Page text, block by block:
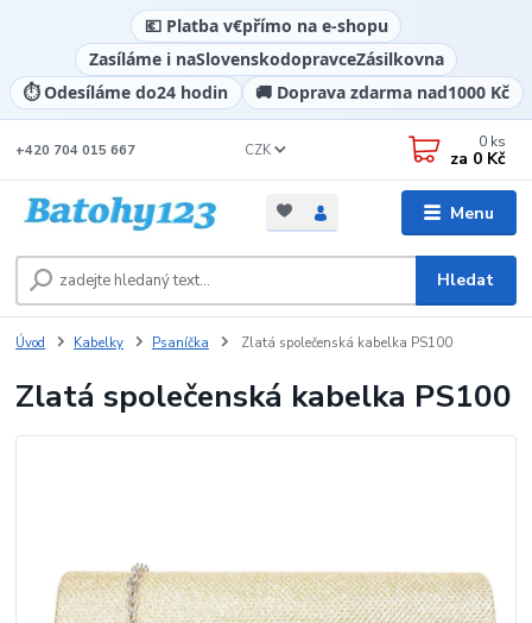
💶 Platba v€přímo na e-shopu
Zasíláme i naSlovenskodopravceZásilkovna
⏱️ Odesíláme do24 hodin 🚚 Doprava zdarma nad1000 Kč
Menu
CZK
Hledat
+420 704 015 667 0 ks
za 0 Kč
Úvod Kabelky Psaníčka Zlatá společenská kabelka PS100
Zlatá společenská kabelka PS100